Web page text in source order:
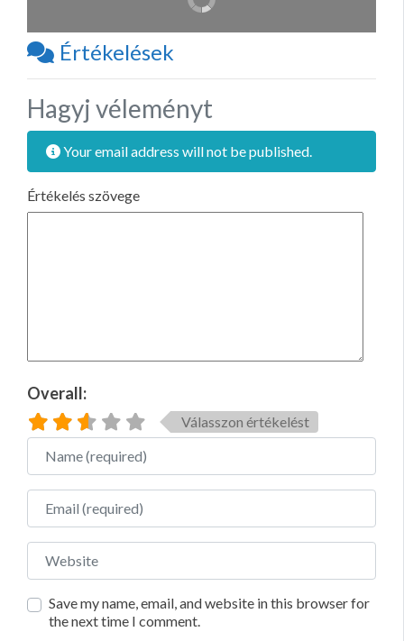
Értékelések
Hagyj véleményt
Your email address will not be published.
Értékelés szövege
Overall:
Válasszon értékelést
Name
Email
Website
Save my name, email, and website in this browser for
the next time I comment.